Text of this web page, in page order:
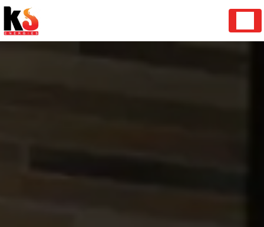
Panneau de gestion des cookies